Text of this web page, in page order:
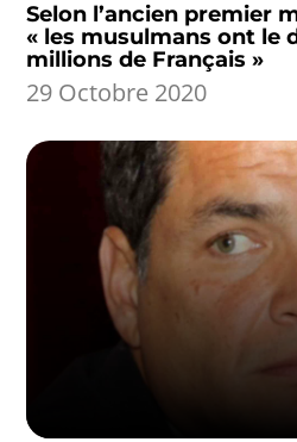
Selon l’ancien premier
« les musulmans ont le
millions de Français »
29 Octobre 2020